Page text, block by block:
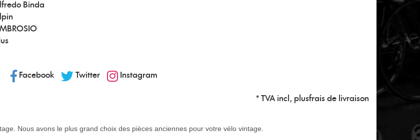
Binda
Facebook Twitter Instagram
* TVA incl, plusfrais de livraison
Nous avons le plus grand choix des pièces anciennes pour votre vélo vintage.